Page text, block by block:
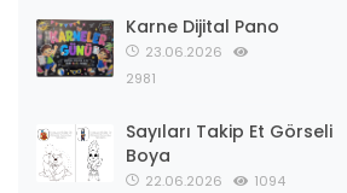
Karne Dijital Pano
23.06.2026
2981
Sayıları Takip Et Görseli
Boya
22.06.2026 1094